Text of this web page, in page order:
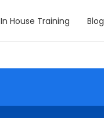
In House Training Blog